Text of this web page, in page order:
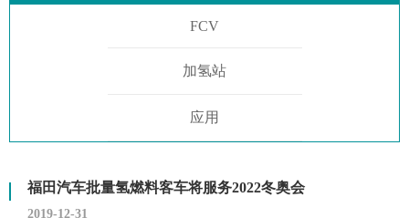
FCV
加氢站
应用
福田汽车批量氢燃料客车将服务2022冬奥会
2019-12-31